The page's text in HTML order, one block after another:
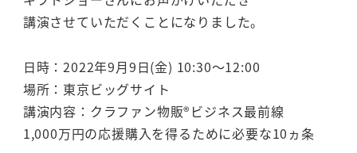
講演させていただくことになりました。
日時：2022年9月9日(金) 10:30～12:00
場所：東京ビッグサイト
講演内容：クラファン物販®ビジネス最前線
1,000万円の応援購入を得るために必要な10ヵ条